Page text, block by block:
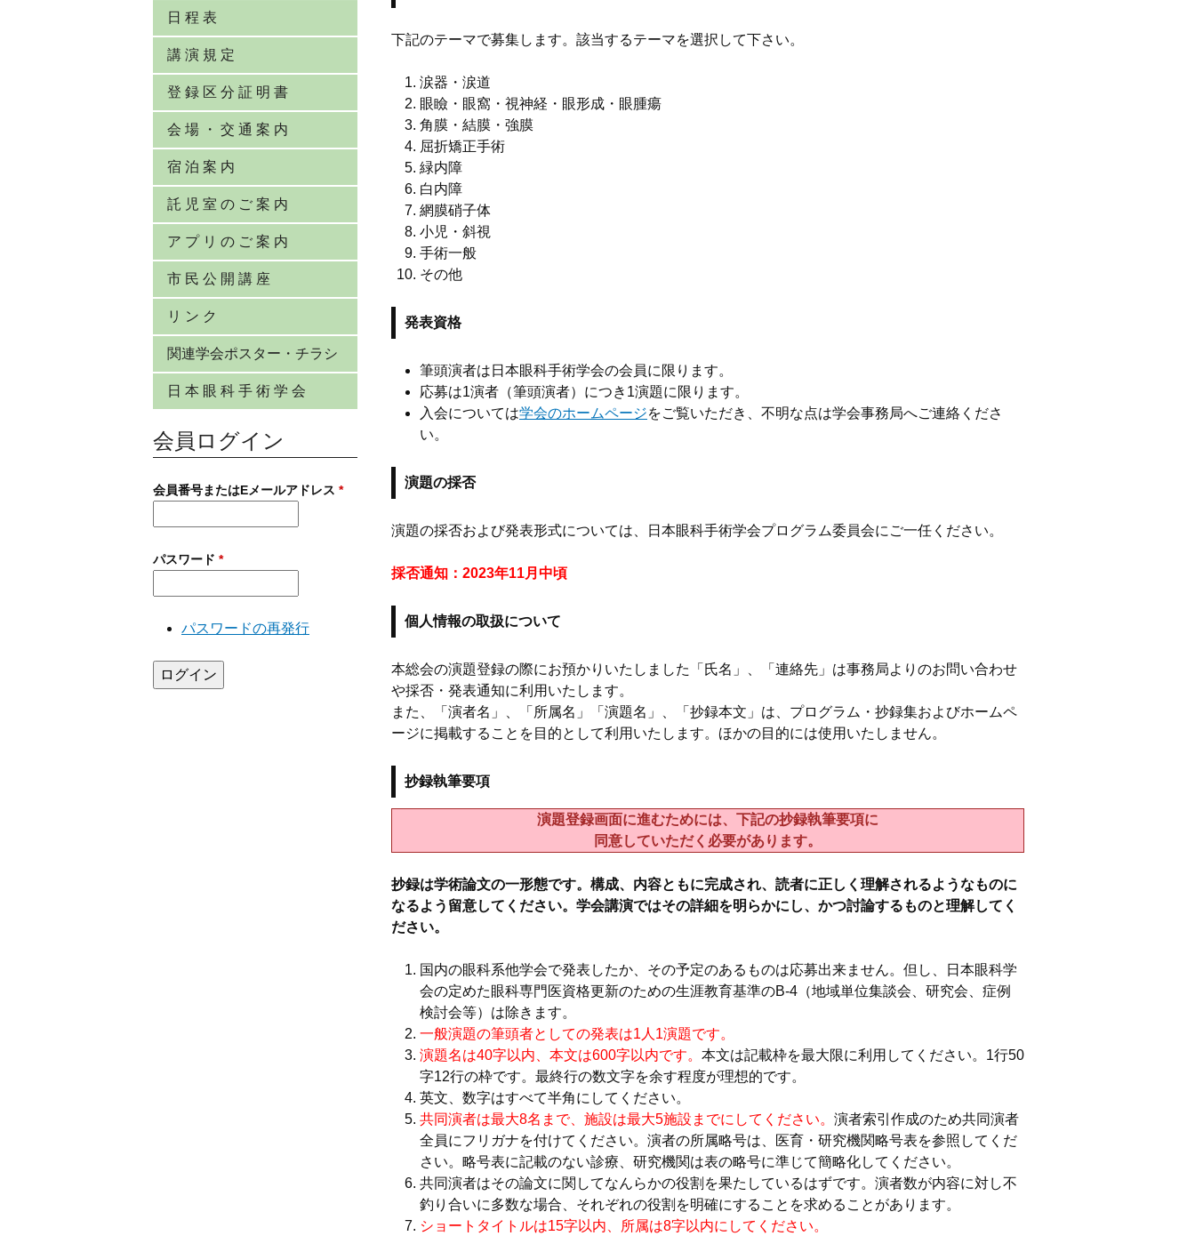
下記のテーマで募集します。該当するテーマを選択して下さい。
涙器・涙道
眼瞼・眼窩・視神経・眼形成・眼腫瘍
角膜・結膜・強膜
屈折矯正手術
緑内障
白内障
網膜硝子体
小児・斜視
手術一般
その他
発表資格
筆頭演者は日本眼科手術学会の会員に限ります。
応募は1演者（筆頭演者）につき1演題に限ります。
入会については学会のホームページをご覧いただき、不明な点は学会事務局へご連絡くださ
い。
演題の採否
演題の採否および発表形式については、日本眼科手術学会プログラム委員会にご一任ください。
採否通知：2023年11月中頃
個人情報の取扱について
本総会の演題登録の際にお預かりいたしました「氏名」、「連絡先」は事務局よりのお問い合わせ
や採否・発表通知に利用いたします。
また、「演者名」、「所属名」「演題名」、「抄録本文」は、プログラム・抄録集およびホームペ
ージに掲載することを目的として利用いたします。ほかの目的には使用いたしません。
抄録執筆要項
演題登録画面に進むためには、下記の抄録執筆要項に
同意していただく必要があります。
抄録は学術論文の一形態です。構成、内容ともに完成され、読者に正しく理解されるようなものに
なるよう留意してください。学会講演ではその詳細を明らかにし、かつ討論するものと理解してく
ださい。
国内の眼科系他学会で発表したか、その予定のあるものは応募出来ません。但し、日本眼科学
会の定めた眼科専門医資格更新のための生涯教育基準のB-4（地域単位集談会、研究会、症例
検討会等）は除きます。
一般演題の筆頭者としての発表は1人1演題です。
演題名は40字以内、本文は600字以内です。 本文は記載枠を最大限に利用してください。1行50
字12行の枠です。最終行の数文字を余す程度が理想的です。
英文、数字はすべて半角にしてください。
共同演者は最大8名まで、施設は最大5施設までにしてください。 演者索引作成のため共同演者
全員にフリガナを付けてください。演者の所属略号は、医育・研究機関略号表を参照してくだ
さい。略号表に記載のない診療、研究機関は表の略号に準じて簡略化してください。
共同演者はその論文に関してなんらかの役割を果たしているはずです。演者数が内容に対し不
釣り合いに多数な場合、それぞれの役割を明確にすることを求めることがあります。
ショートタイトルは15字以内、所属は8字以内にしてください。
日 程 表
講 演 規 定
登 録 区 分 証 明 書
会 場 ・ 交 通 案 内
宿 泊 案 内
託 児 室 の ご 案 内
ア プ リ の ご 案 内
市 民 公 開 講 座
リ ン ク
関連学会ポスター・チラシ
日 本 眼 科 手 術 学 会
会員ログイン
会員番号またはEメールアドレス *
パスワード *
パスワードの再発行